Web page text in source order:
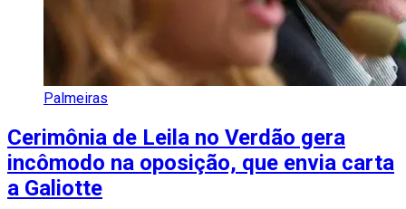
Palmeiras
Cerimônia de Leila no Verdão gera
incômodo na oposição, que envia carta
a Galiotte